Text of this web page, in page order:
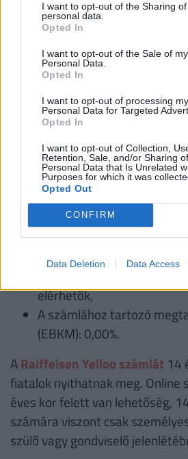
I want to opt-out of the Sharing
personal data.
Opted In
I want to opt-out of the Sale of my
Personal Data.
Opted In
I want to opt-out of processing my
Personal Data for Targeted
Opted In
I want to opt-out of Collection,
Retention, Sale, and/or Sharing
Personal Data that Is Unrelated
Purposes for which it was
Opted Out
CONFIRM
Data Deletion Data Access
0 Ft a havi számlavezetési
0 Ft bankkártyás vásárlás
külföldön egyaránt,
Ingyenes belföldi
eBankon keresztül 50 000
a díj 0,55%, minimum 0 Ft,
Ft,
Rendszeres forintátutalás
beszedés díja: 0,50%,
Belföldi ATM-
minden esetben,
eBank, NetBank, TeleBank
szolgáltatások
iSMS szolgáltatás
Hagyományos SMS-
elérhetők,
A számlához tartozó
(EBKM): 0,00%.
ARaiffeisen Yelloo számlát 14
fiatalok nyithatnak meg. Online
éves kor felett van lehetőség,
számára viszont csak
szülő vagy gondviselő